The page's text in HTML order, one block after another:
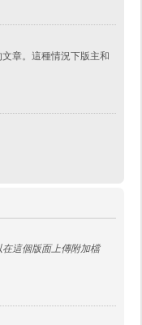
章。這種情況下版主和
這個版面上傳附加檔